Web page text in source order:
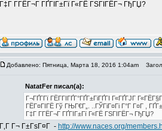
Г‡Г Г­ГЁГ¬Г ГҐГІГ±Гї Г«ГЁ ГЅГІГЁГ¬ ГђГЏ?
Добавлено: Пятница, Марта 18, 2016 1:04am
NatatFer писал(а):
Г¬ГҐГ­Гї ГЁГ­ГІГҐГ°ГҐГ±ГіГҐГІ Г«ГҐГЈГ
ГЁГ¤ГІГЁ Гў ГЊГ€Г„. ..ГЎГіГ¤Гі Г°Г Г¤Г ,
Г‡Г Г­ГЁГ¬Г ГҐГІГ±Гї Г«ГЁ ГЅГІГЁГ¬ ГђГЏ?
Г‚Г Г¬ Г±ГѕГ¤Г - http://www.naces.org/